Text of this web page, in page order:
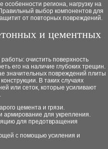
региона, нагрузку на
выбор компонентов для
от повторных повреждений.
и цементных
очистить поверхность
его на наличие глубоких трещин.
значительных повреждений плиты
В таких случаях
или сеток, которые усиливают
цемента и грязи.
для укрепления.
для предотвращения
с помощью усиления и